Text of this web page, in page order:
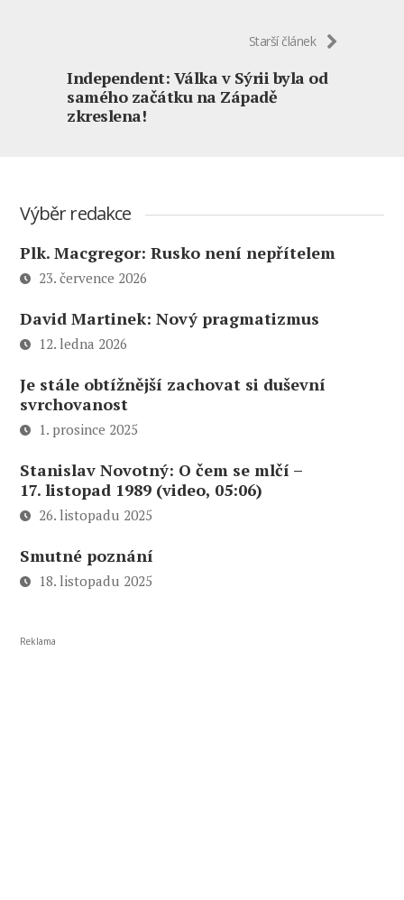
Starší článek
Independent: Válka v Sýrii byla od
samého začátku na Západě
zkreslena!
Výběr redakce
Plk. Macgregor: Rusko není nepřítelem
23. července 2026
David Martinek: Nový pragmatizmus
12. ledna 2026
Je stále obtížnější zachovat si duševní
svrchovanost
1. prosince 2025
Stanislav Novotný: O čem se mlčí –
17. listopad 1989 (video, 05:06)
26. listopadu 2025
Smutné poznání
18. listopadu 2025
Reklama